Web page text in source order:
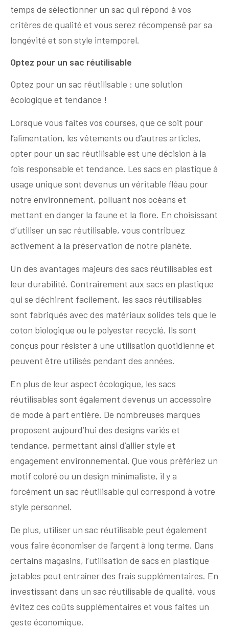
temps de sélectionner un sac qui répond à vos
critères de qualité et vous serez récompensé par sa
longévité et son style intemporel.
Optez pour un sac réutilisable
Optez pour un sac réutilisable : une solution
écologique et tendance !
Lorsque vous faites vos courses, que ce soit pour
l’alimentation, les vêtements ou d’autres articles,
opter pour un sac réutilisable est une décision à la
fois responsable et tendance. Les sacs en plastique à
usage unique sont devenus un véritable fléau pour
notre environnement, polluant nos océans et
mettant en danger la faune et la flore. En choisissant
d’utiliser un sac réutilisable, vous contribuez
activement à la préservation de notre planète.
Un des avantages majeurs des sacs réutilisables est
leur durabilité. Contrairement aux sacs en plastique
qui se déchirent facilement, les sacs réutilisables
sont fabriqués avec des matériaux solides tels que le
coton biologique ou le polyester recyclé. Ils sont
conçus pour résister à une utilisation quotidienne et
peuvent être utilisés pendant des années.
En plus de leur aspect écologique, les sacs
réutilisables sont également devenus un accessoire
de mode à part entière. De nombreuses marques
proposent aujourd’hui des designs variés et
tendance, permettant ainsi d’allier style et
engagement environnemental. Que vous préfériez un
motif coloré ou un design minimaliste, il y a
forcément un sac réutilisable qui correspond à votre
style personnel.
De plus, utiliser un sac réutilisable peut également
vous faire économiser de l’argent à long terme. Dans
certains magasins, l’utilisation de sacs en plastique
jetables peut entraîner des frais supplémentaires. En
investissant dans un sac réutilisable de qualité, vous
évitez ces coûts supplémentaires et vous faites un
geste économique.